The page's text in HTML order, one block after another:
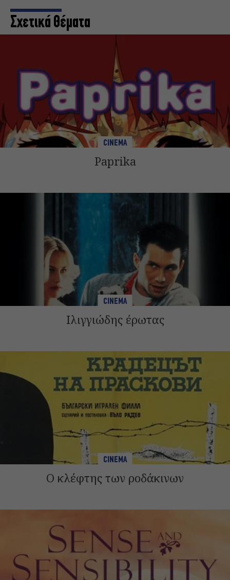
Σχετικά Θέματα
CINEMA
Paprika
CINEMA
Ιλιγγιώδης έρωτας
CINEMA
Ο κλέφτης των ροδάκινων